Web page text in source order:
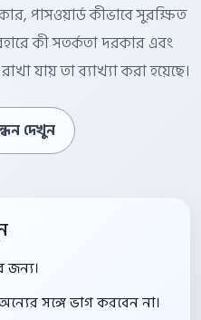
পাসওয়ার্ড কীভাবে সুরক্ষিত
কী সতর্কতা দরকার এবং
যায় তা ব্যাখ্যা করা হয়েছে।
দেখুন
জন্য।
সঙ্গে ভাগ করবেন না।